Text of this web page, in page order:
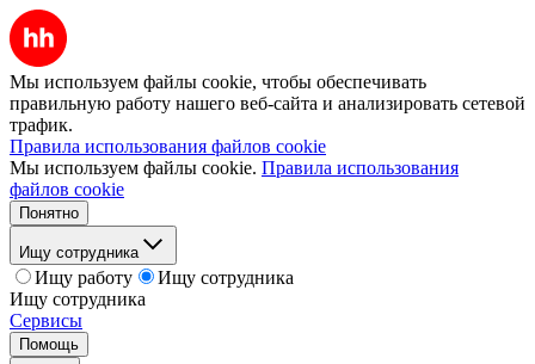
Мы используем файлы cookie, чтобы обеспечивать
правильную работу нашего веб-сайта и анализировать сетевой
трафик.
Правила использования файлов cookie
Мы используем файлы cookie. Правила использования
файлов cookie
Понятно
Ищу сотрудника
Ищу работу
Ищу сотрудника
Ищу сотрудника
Сервисы
Помощь